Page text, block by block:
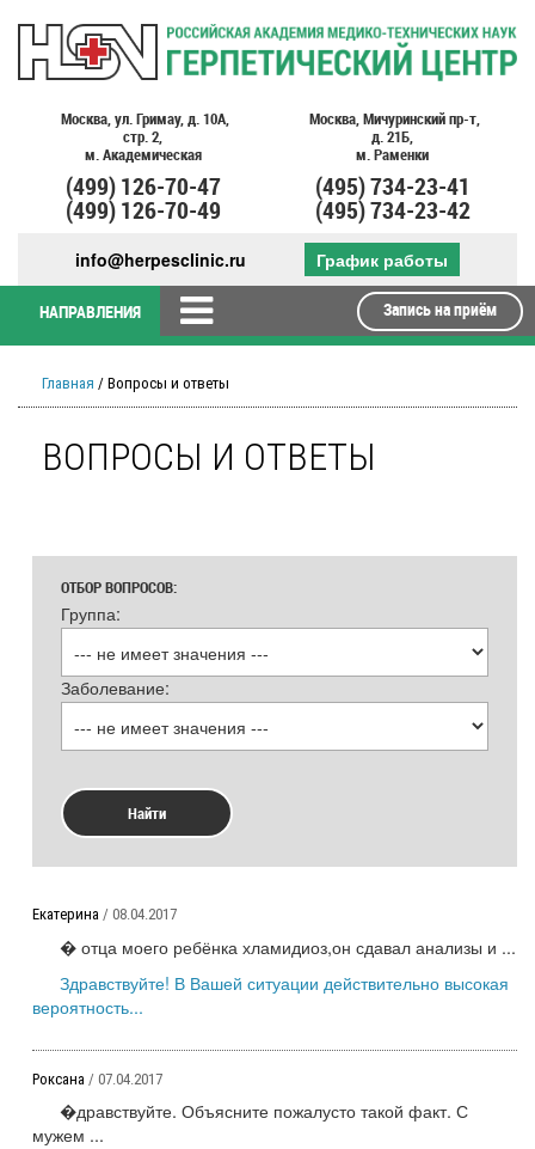
Москва, ул. Гримау, д. 10А,
стр. 2,
м. Академическая
(499)126-70-47
(499)126-70-49
Москва, Мичуринский пр-т,
д. 21Б,
м. Раменки
(495)734-23-41
(495)734-23-42
info@herpesclinic.ru График работы
НАПРАВЛЕНИЯ Запись на приём
Главная / Вопросы и ответы
ВОПРОСЫ И ОТВЕТЫ
ОТБОР ВОПРОСОВ:
Группа:
Заболевание:
Найти
Екатерина / 08.04.2017
� отца моего ребёнка хламидиоз,он сдавал анализы и ...
Здравствуйте! В Вашей ситуации действительно высокая
вероятность...
Роксана / 07.04.2017
�дравствуйте. Объясните пожалусто такой факт. С
мужем ...